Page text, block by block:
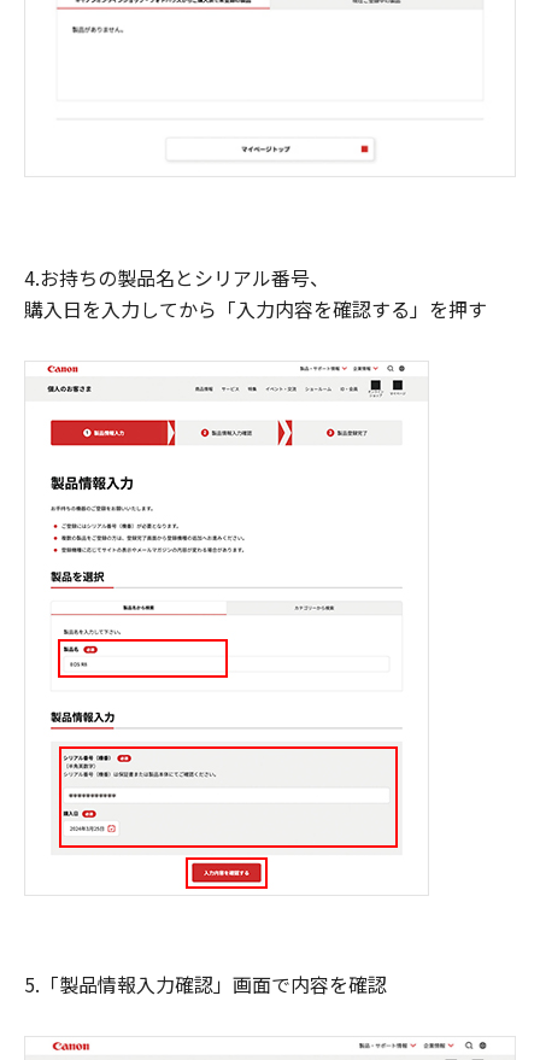
4.お持ちの製品名とシリアル番号、
購入日を入力してから「入力内容を確認する」を押す
5.「製品情報入力確認」画面で内容を確認